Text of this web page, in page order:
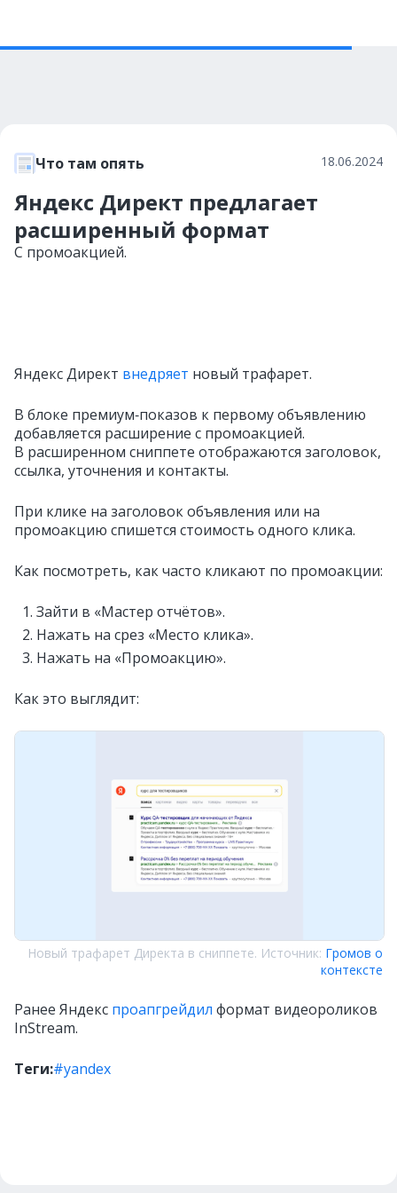
Что там опять 18.06.2024
Яндекс Директ предлагает
расширенный формат
С промоакцией.
Яндекс Директ внедряет новый трафарет.
В блоке премиум‑показов к первому объявлению
добавляется расширение с промоакцией.
В расширенном сниппете отображаются заголовок,
ссылка, уточнения и контакты.
При клике на заголовок объявления или на
промоакцию спишется стоимость одного клика.
Как посмотреть, как часто кликают по промоакции:
Зайти в «Мастер отчётов».
Нажать на срез «Место клика».
Нажать на «Промоакцию».
Как это выглядит:
Новый трафарет Директа в сниппете. Источник: Громов о
контексте
Ранее Яндекс проапгрейдил формат видеороликов
InStream.
Теги:#yandex